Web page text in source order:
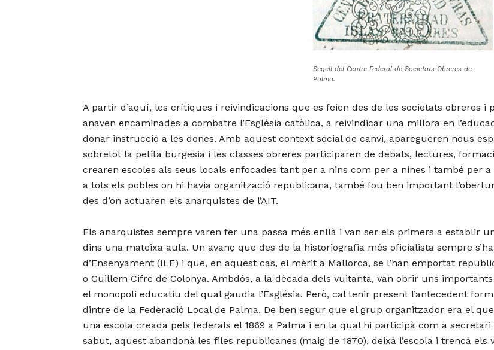
Segell del Centre Federal de Societats Obreres de
Palma.
A partir d’aquí, les crítiques i reivindicacions que es feien des de les societats obreres
anaven encaminades a combatre l’Església catòlica, a reivindicar una millora en
donar instrucció a les dones. Amb aquest context social de canvi, aparegueren nous
sobretot la petita burgesia i les classes obreres participaren de debats, lectures,
crearen escoles als seus locals enfocades tant per a nins com per a nines i també per
a tots els pobles on hi havia organització republicana, també fou ben important
des d’on actuaren els anarquistes de l’AIT.
Els anarquistes sempre varen fer una passa més enllà i van ser els primers a establir
dins una mateixa aula. Un avanç que des de la historiografia més oficialista sempre
d’Ensenyament (ILE) i que, en aquest cas, el mèrit a Mallorca, se l’han emportat
o Guillem Cifre de Colonya. Ambdós, a la dècada dels vuitanta, van obrir uns
el monopoli educatiu del qual gaudia l’Església. Però, cal tenir present l’antecedent
dintre de la Federació Local de Palma. De ben segur que el grup organitzador era el
una escola creada pels federals el 1869 a Palma i en la qual hi participà com a secretari
sabut, aquest abandonà les files republicanes (maig de 1870), deixà l’escola i trencà